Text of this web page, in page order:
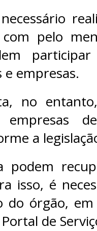
pelo
e empresas.
no
a
podem
isso, é
do órgão,
de